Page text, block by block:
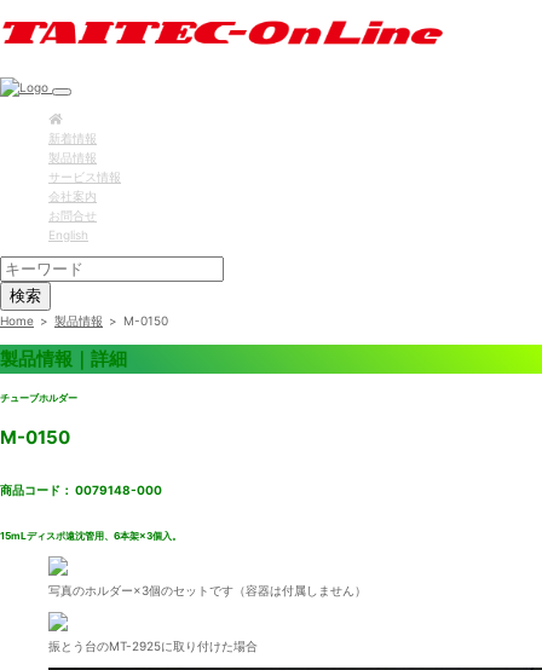
新着情報
製品情報
サービス情報
会社案内
お問合せ
English
検索
Home > 製品情報 > M-0150
製品情報｜詳細
チューブホルダー
M-0150
商品コード： 0079148-000
15mLディスポ遠沈管用、6本架×3個入。
写真のホルダー×3個のセットです（容器は付属しません）
振とう台のMT-2925に取り付けた場合